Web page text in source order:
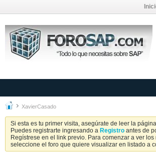
XavierCasado
Si esta es tu primer visita, asegúrate de leer la
Puedes registrarte ingresando a Registro antes de
Regístrese en el link previo. Para comenzar a ver los
seleccione el foro que quiere visualizar en listado a